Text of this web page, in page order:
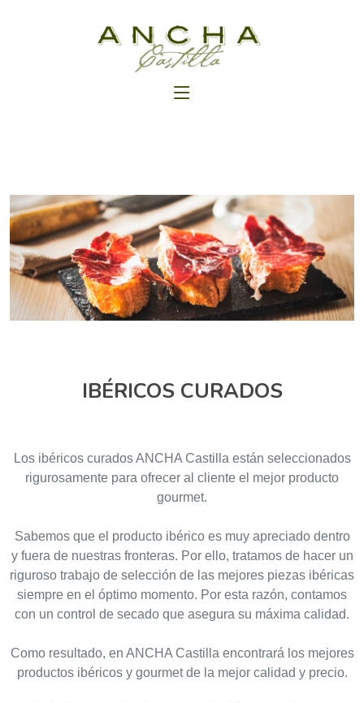
IBÉRICOS CURADOS
Los ibéricos curados ANCHA Castilla están seleccionados
rigurosamente para ofrecer al cliente el mejor producto
gourmet.
Sabemos que el producto ibérico es muy apreciado dentro
y fuera de nuestras fronteras. Por ello, tratamos de hacer un
riguroso trabajo de selección de las mejores piezas ibéricas
siempre en el óptimo momento. Por esta razón, contamos
con un control de secado que asegura su máxima calidad.
Como resultado, en ANCHA Castilla encontrará los mejores
productos ibéricos y gourmet de la mejor calidad y precio.